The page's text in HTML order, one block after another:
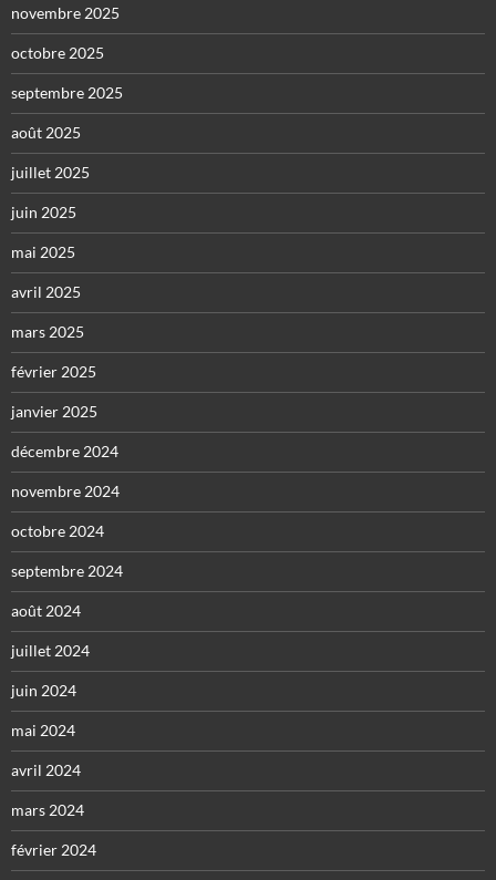
novembre 2025
octobre 2025
septembre 2025
août 2025
juillet 2025
juin 2025
mai 2025
avril 2025
mars 2025
février 2025
janvier 2025
décembre 2024
novembre 2024
octobre 2024
septembre 2024
août 2024
juillet 2024
juin 2024
mai 2024
avril 2024
mars 2024
février 2024